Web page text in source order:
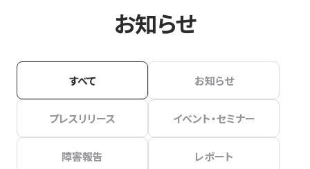
お知らせ
すべて お知らせ
プレスリリース イベント・セミナー
障害報告 レポート